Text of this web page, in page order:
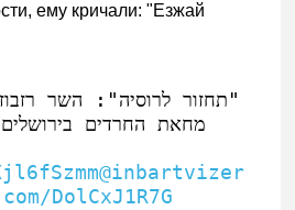
ему кричали: "Езжай
"תחזור לרוסיה": השר
מחאת החרדים
@inbartvizer
DolCxJ1R7G